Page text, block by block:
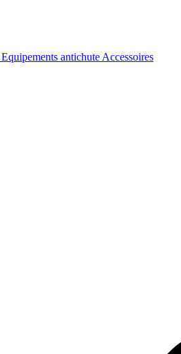
Equipements antichute Accessoires